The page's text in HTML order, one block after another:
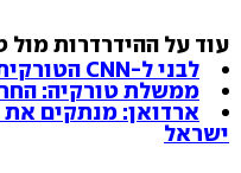
עוד על ההידרדרות מול
לבני ל-CNN הטורקית: לעצור את ההידרדרות
ממשלת טורקיה:
ארדואן: מנתקים
ישראל